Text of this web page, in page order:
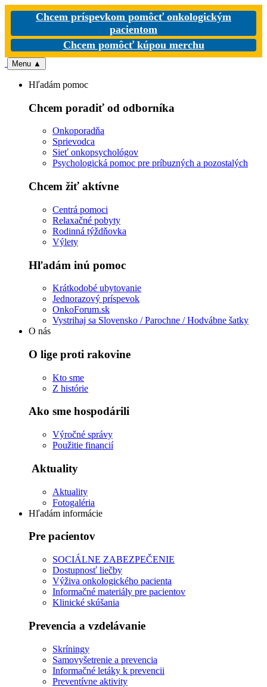
Chcem príspevkom pomôcť onkologickým
pacientom
Chcem pomôcť kúpou merchu
Menu ▲
Hľadám pomoc
Chcem poradiť od odborníka
Onkoporadňa
Sprievodca
Sieť onkopsychológov
Psychologická pomoc pre príbuzných a pozostalých
Chcem žiť aktívne
Centrá pomoci
Relaxačné pobyty
Rodinná týždňovka
Výlety
Hľadám inú pomoc
Krátkodobé ubytovanie
Jednorazový príspevok
OnkoForum.sk
Vystrihaj sa Slovensko / Parochne / Hodvábne šatky
O nás
O lige proti rakovine
Kto sme
Z histórie
Ako sme hospodárili
Výročné správy
Použitie financií
Aktuality
Aktuality
Fotogaléria
Hľadám informácie
Pre pacientov
SOCIÁLNE ZABEZPEČENIE
Dostupnosť liečby
Výživa onkologického pacienta
Informačné materiály pre pacientov
Klinické skúšania
Prevencia a vzdelávanie
Skríningy
Samovyšetrenie a prevencia
Informačné letáky k prevencii
Preventívne aktivity